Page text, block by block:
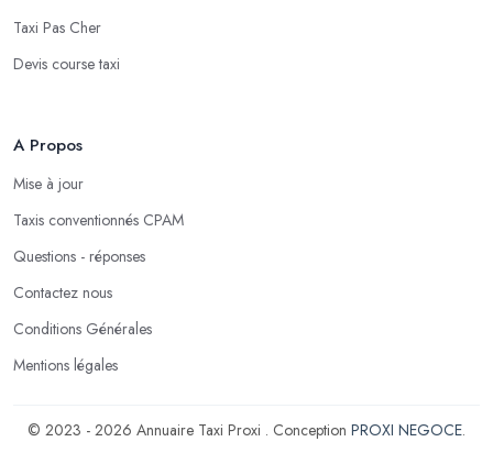
Taxi Pas Cher
Devis course taxi
A Propos
Mise à jour
Taxis conventionnés CPAM
Questions - réponses
Contactez nous
Conditions Générales
Mentions légales
© 2023 - 2026 Annuaire Taxi Proxi . Conception PROXI NEGOCE.